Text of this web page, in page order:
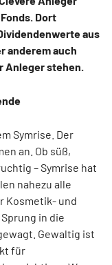
Dort
aus
anderem auch
Anleger stehen.
Symrise. Der
an. Ob süß,
– Symrise hat
nahezu alle
Kosmetik- und
in die
Gewaltig ist
für